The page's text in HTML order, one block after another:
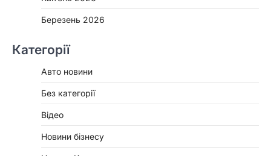
Березень 2026
Категорії
Авто новини
Без категорії
Відео
Новини бізнесу